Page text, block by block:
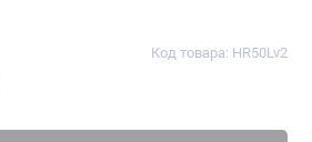
Код товара: HR50Lv2